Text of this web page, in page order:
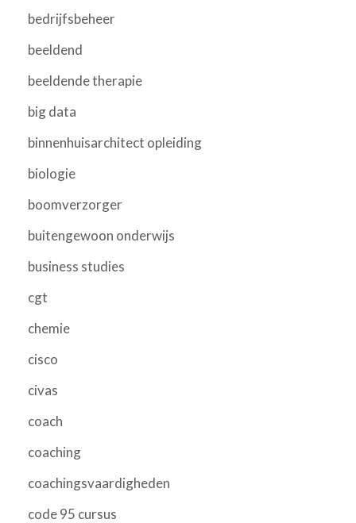
bedrijfsbeheer
beeldend
beeldende therapie
big data
binnenhuisarchitect opleiding
biologie
boomverzorger
buitengewoon onderwijs
business studies
cgt
chemie
cisco
civas
coach
coaching
coachingsvaardigheden
code 95 cursus